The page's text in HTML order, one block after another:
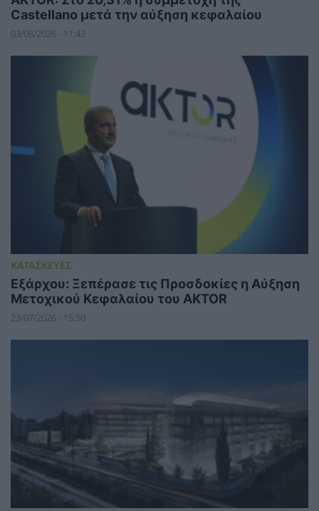
Castellano μετά την αύξηση κεφαλαίου
03/08/2026 - 11:43
ΚΑΤΑΣΚΕΥΕΣ
Εξάρχου: Ξεπέρασε τις Προσδοκίες η Αύξηση
Μετοχικού Κεφαλαίου του AKTOR
23/07/2026 - 15:50